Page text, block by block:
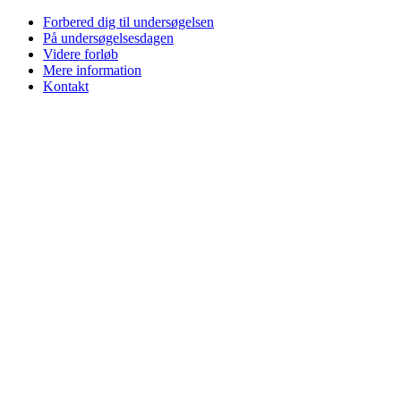
Forbered dig til undersøgelsen
På undersøgelsesdagen
Videre forløb
Mere information
Kontakt